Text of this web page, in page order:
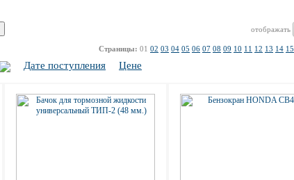
отображать
Страницы: 01 02 03 04 05 06 07 08 09 10 11 12 13 14 15
Дате поступления Цене